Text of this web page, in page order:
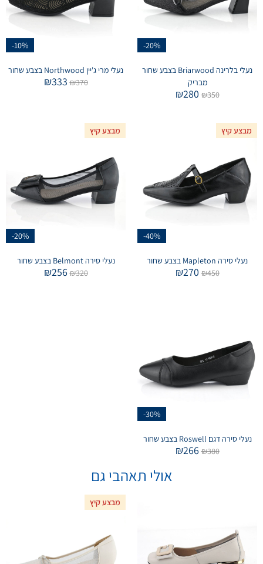
-20%
נעלי בלרינה Briarwood בצבע שחור
מבריק
₪350
₪280
-10%
נעלי מרי ג'יין Northwood בצבע שחור
₪370
₪333
מבצע קיץ
-40%
נעלי סירה Mapleton בצבע שחור
₪450
₪270
מבצע קיץ
-20%
נעלי סירה Belmont בצבע שחור
₪320
₪256
-30%
נעלי סירה דגם Roswell בצבע שחור
₪380
₪266
אולי תאהבי גם
מבצע קיץ